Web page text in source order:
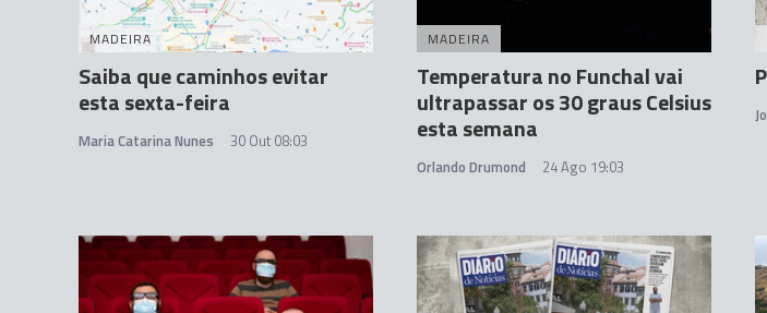
MADEIRA
Saiba que caminhos evitar
esta sexta-feira
Maria Catarina Nunes 30 Out 08:03
MADEIRA
Temperatura no Funchal vai
ultrapassar os 30 graus Celsius
esta semana
Orlando Drumond 24 Ago 19:03